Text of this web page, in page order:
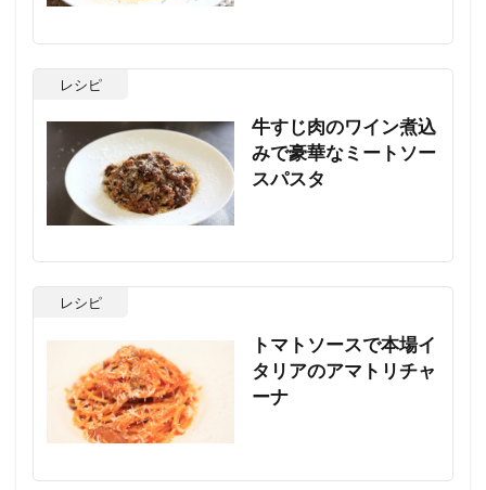
レシピ
牛すじ肉のワイン煮込
みで豪華なミートソー
スパスタ
レシピ
トマトソースで本場イ
タリアのアマトリチャ
ーナ